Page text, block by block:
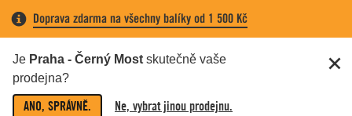
Doprava zdarma na všechny balíky od 1 500 Kč
Je Praha - Černý Most skutečně vaše
prodejna?
ANO, SPRÁVNĚ. Ne, vybrat jinou prodejnu.